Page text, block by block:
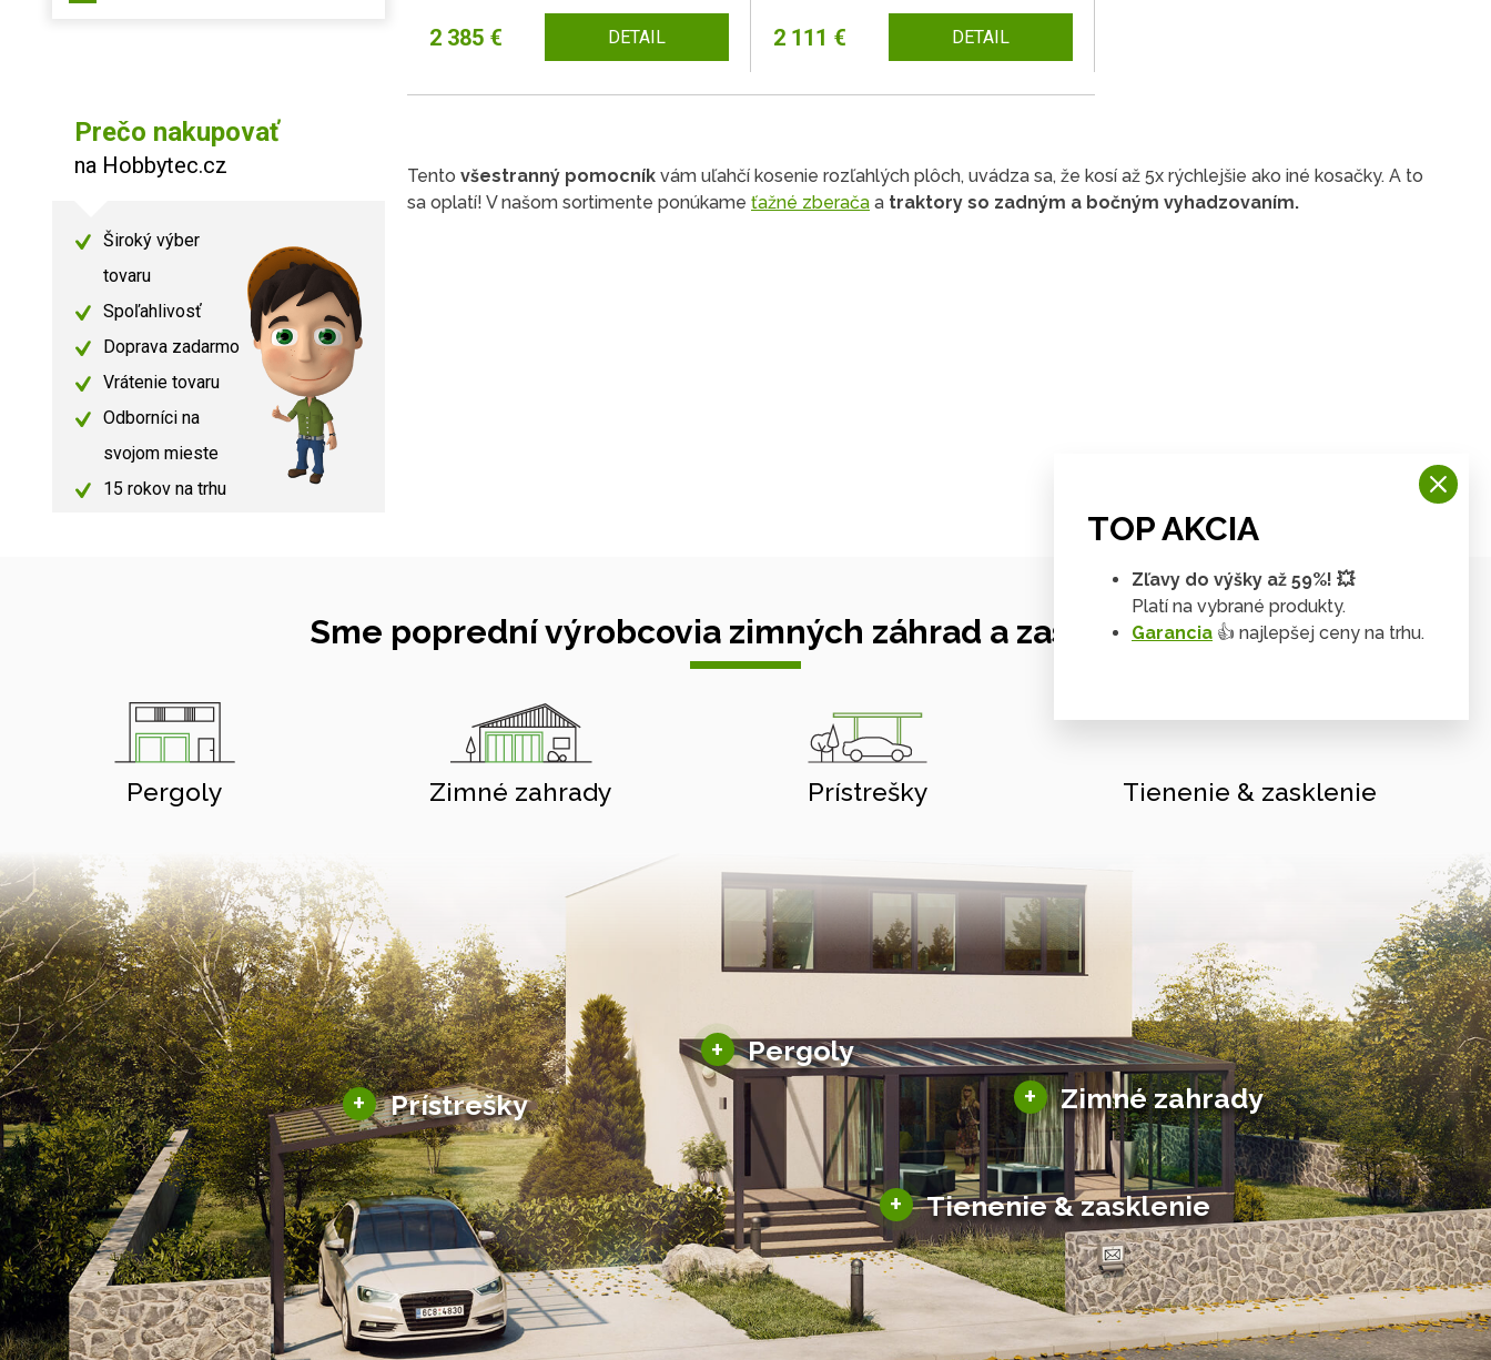
Prečo nakupovať
na Hobbytec.cz
Široký výber
tovaru
Spoľahlivosť
Doprava zadarmo
Vrátenie tovaru
Odborníci na
svojom mieste
15 rokov na trhu
2 385 € DETAIL 2 111 € DETAIL
Tento všestranný pomocník vám uľahčí kosenie rozľahlých plôch, uvádza sa, že kosí až 5x rýchlejšie ako iné kosačky. A to
sa oplatí! V našom sortimente ponúkame ťažné zberača a traktory so zadným a bočným vyhadzovaním.
Sme poprední výrobcovia zimných záhrad a zastrešení
Pergoly Zimné zahrady Prístrešky Tienenie & zasklenie
+ Pergoly
Hliníkové pergoly
Bioklimatické pergoly
Altány a zastrešenie
Solárne pergoly
+ Zimné zahrady
Sezónne zimné záhrady
Hliníkové zimné záhrady
Posuvné zimné záhrady
Solárne zimné záhrady
+ Prístrešky
Hliníkové prístrešky
Solárne prístrešky pre auto
+ Tienenie & zasklenie
Tienenie
Zasklenie
TOP AKCIA
Zľavy do výšky až 59%! 💥
Platí na vybrané produkty.
Garancia 👍 najlepšej ceny na trhu.